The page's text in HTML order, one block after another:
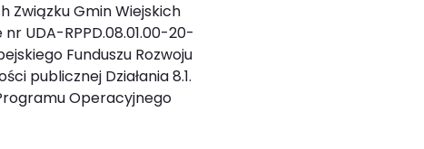
Związku Gmin Wiejskich
UDA-RPPD.08.01.00-20-
Funduszu Rozwoju
publicznej Działania 8.1.
Operacyjnego